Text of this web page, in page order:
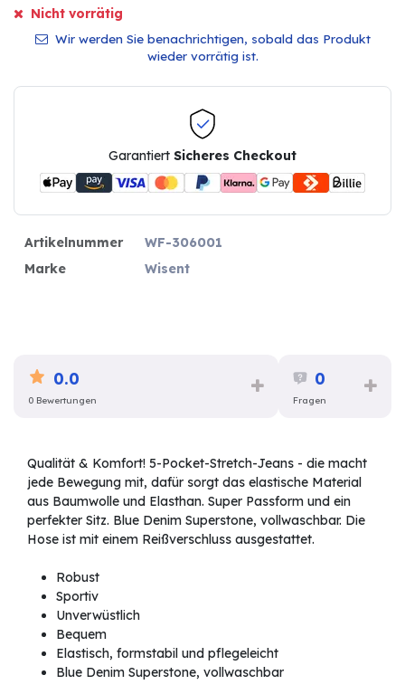
Nicht vorrätig
Wir werden Sie benachrichtigen, sobald das Produkt
wieder vorrätig ist.
Garantiert Sicheres Checkout
Artikelnummer
WF-306001
Marke
Wisent
0.0
0 Bewertungen
0
Fragen
Qualität & Komfort! 5-Pocket-Stretch-Jeans - die macht
jede Bewegung mit, dafür sorgt das elastische Material
aus Baumwolle und Elasthan. Super Passform und ein
perfekter Sitz. Blue Denim Superstone, vollwaschbar. Die
Hose ist mit einem Reißverschluss ausgestattet.
Robust
Sportiv
Unverwüstlich
Bequem
Elastisch, formstabil und pflegeleicht
Blue Denim Superstone, vollwaschbar